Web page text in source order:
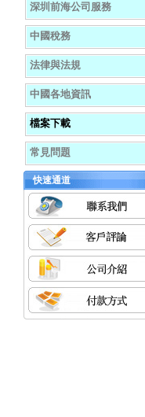
深圳前海公司服務
中國稅務
法律與法規
中國各地資訊
檔案下載
常見問題
快速通道